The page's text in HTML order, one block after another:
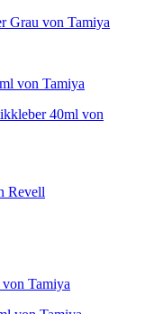
Grau von Tamiya
von Tamiya
40ml von
Revell
Tamiya